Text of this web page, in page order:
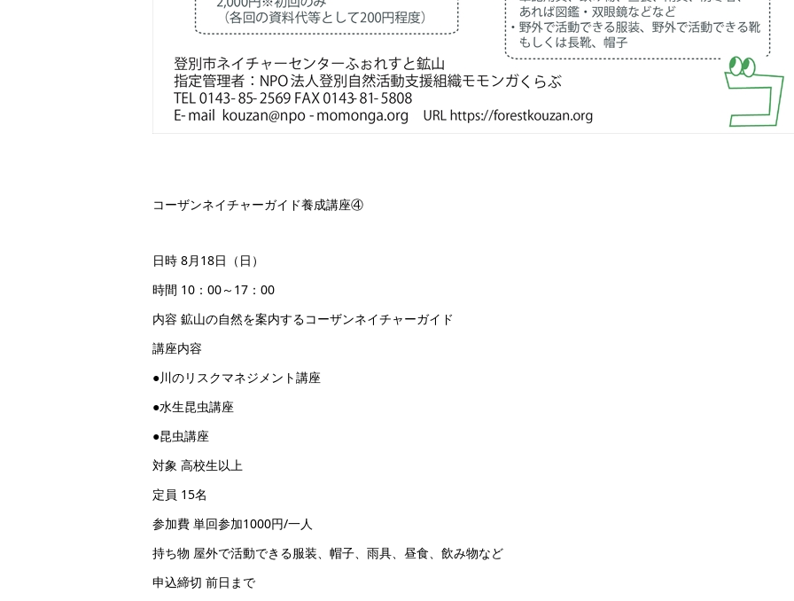
コーザンネイチャーガイド養成講座④
日時 8月18日（日）
時間 10：00～17：00
内容 鉱山の自然を案内するコーザンネイチャーガイド
講座内容
●川のリスクマネジメント講座
●水生昆虫講座
●昆虫講座
対象 高校生以上
定員 15名
参加費 単回参加1000円/一人
持ち物 屋外で活動できる服装、帽子、雨具、昼食、飲み物など
申込締切 前日まで